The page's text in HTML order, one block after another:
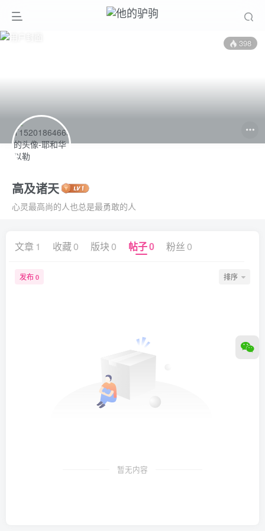
398
高及诸天
心灵最高尚的人也总是最勇敢的人
文章 1 收藏0 版块 0 帖子0 粉丝 0
发布 0 排序
暂无内容